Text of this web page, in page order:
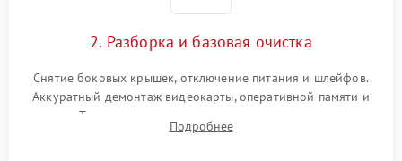
2. Разборка и базовая очистка
Снятие боковых крышек, отключение питания и шлейфов.
Аккуратный демонтаж видеокарты, оперативной памяти и
кулеров. Тщательная очистка корпуса и радиаторов от пыли
с помощью сжатого воздуха для предотвращения
Подробнее